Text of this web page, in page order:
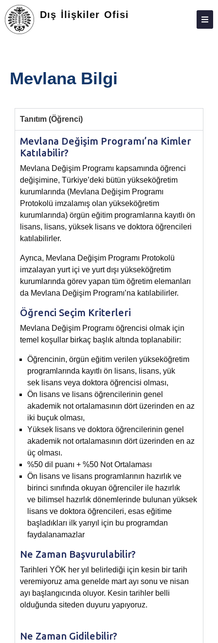
Dış İlişkiler Ofisi
Mevlana Bilgi
Tanıtım (Öğrenci)
Mevlana Değişim Programı’na Kimler
Katılabilir?
Mevlana Değişim Programı kapsamında öğrenci
değişimine, Türkiye’deki bütün yükseköğretim
kurumlarında (Mevlana Değişim Programı
Protokolü imzalamış olan yükseköğretim
kurumlarında) örgün eğitim programlarına kayıtlı ön
lisans, lisans, yüksek lisans ve doktora öğrencileri
katılabilirler.
Ayrıca, Mevlana Değişim Programı Protokolü
imzalayan yurt içi ve yurt dışı yükseköğretim
kurumlarında görev yapan tüm öğretim elemanları
da Mevlana Değişim Programı’na katılabilirler.
Öğrenci Seçim Kriterleri
Mevlana Değişim Programı öğrencisi olmak için
temel koşullar birkaç başlık altında toplanabilir:
Öğrencinin, örgün eğitim verilen yükseköğretim
programlarında kayıtlı ön lisans, lisans, yük
sek lisans veya doktora öğrencisi olması,
Ön lisans ve lisans öğrencilerinin genel
akademik not ortalamasının dört üzerinden en az
iki buçuk olması,
Yüksek lisans ve doktora öğrencilerinin genel
akademik not ortalamasının dört üzerinden en az
üç olması.
%50 dil puanı + %50 Not Ortalaması
Ön lisans ve lisans programlarının hazırlık ve
birinci sınıfında okuyan öğrenciler ile hazırlık
ve bilimsel hazırlık dönemlerinde bulunan yüksek
lisans ve doktora öğrencileri, esas eğitime
başladıkları ilk yarıyıl için bu programdan
faydalanamazlar
Ne Zaman Başvurulabilir?
Tarihleri YÖK her yıl belirlediği için kesin bir tarih
veremiyoruz ama genelde mart ayı sonu ve nisan
ayı başlangıcında oluyor. Kesin tarihler belli
olduğunda siteden duyuru yapıyoruz.
Ne Zaman Gidilebilir?